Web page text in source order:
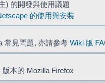
) 的開發與使用議題
的使用與安裝
常見問題, 亦請參考 Wiki 版
本的 Mozilla Firefox